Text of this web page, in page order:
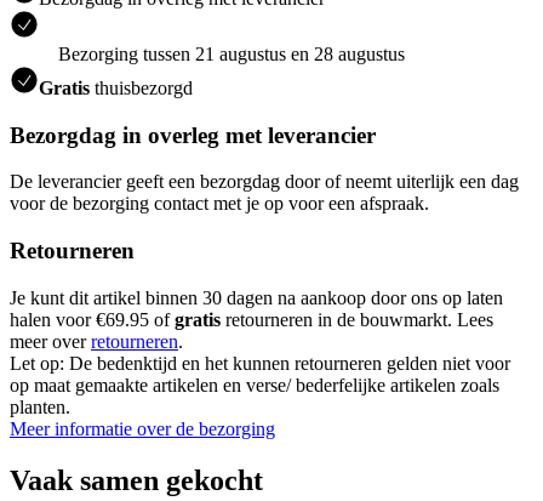
Bezorging tussen 21 augustus en 28 augustus
Gratis thuisbezorgd
Bezorgdag in overleg met leverancier
De leverancier geeft een bezorgdag door of neemt uiterlijk een dag
voor de bezorging contact met je op voor een afspraak.
Retourneren
Je kunt dit artikel binnen 30 dagen na aankoop door ons op laten
halen voor €69.95 ofgratis retourneren in de bouwmarkt. Lees
meer overretourneren.
Let op: De bedenktijd en het kunnen retourneren gelden niet voor
op maat gemaakte artikelen en verse/ bederfelijke artikelen zoals
planten.
Meer informatie over de bezorging
Vaak samen gekocht